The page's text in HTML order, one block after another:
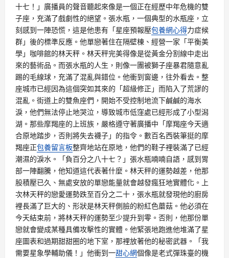
十七！」廣播員的聲音聽起來像是一個正在經歷中年危機的雙
子座，充滿了戲劇性的絕望。張水瓶，一個典型的水瓶座，立
刻感到一陣恐慌，這是他患有「星座預報壓包養網心得力症候
群」後的標準反應。他單戀著住在隔壁棟、經營一家「平衡美
學」咖啡館的林天秤。林天秤完美得像是從黃金分割線中走出
來的藝術品。而張水瓶的人生，則像一團被獅子座暴君隨意亂
踢的毛線球，充滿了混亂與錯位。他衝到窗邊，往外看去。整
座城市已經因為這個突如其來的「超級修正」而陷入了荒謬的
混亂。街道上的雙魚座們，開始不受控制地流下鹹鹹的海水
淚，他們無法停止地哭泣，導致城市低窪處已經形成了小型潟
湖。那些摩羯座的上班族，嚴格遵守著廣播中「摩羯座今天適
合原地踏步，否則將失去襪子」的指令。數百名西裝筆挺的摩
羯座正包養留言板整齊地站在原地，他們的鞋子裡裝滿了已經
潮濕的淚水。「負百分之八十七？」張水瓶喃喃自語，感到胃
部一陣翻騰，他知道這代表著什麼。林天秤的運勢越差，他那
股積壓已久、無處安放的單戀能量就會越發瘋狂地實體化。上
次林天秤的戀愛運勢跌至百分之二十，張水瓶就發現他的廚房
裡長滿了巨大的、形狀是林天秤側臉的粉紅色蘑菇。他必須在
今天結束前，將林天秤的運勢至少提升到零。否則，他那份單
戀就會變成某種具備攻擊性的實體。他緊張地跑進他堆滿了星
座圖表和過期甜甜圈的地下室，那裡放著他的秘密武器。「我
需要星象學輔助儀！」他衝到一甜心網個像是老式彈珠臺的機